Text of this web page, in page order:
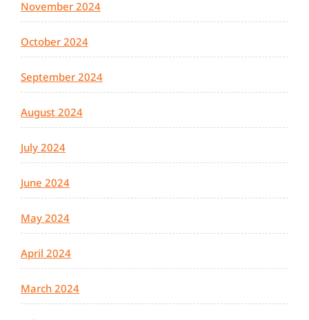
November 2024
October 2024
September 2024
August 2024
July 2024
June 2024
May 2024
April 2024
March 2024